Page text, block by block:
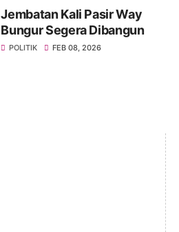
Jembatan Kali Pasir Way
Bungur Segera Dibangun
POLITIK FEB 08, 2026